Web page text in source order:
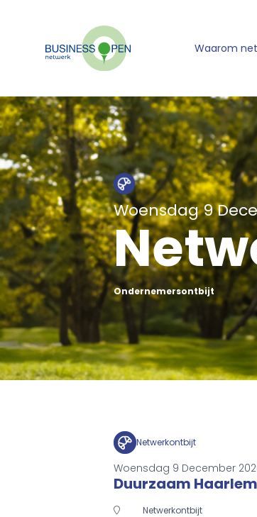
Waarom
Woensdag 9
Ondernemersontbijt
Netwerkontbijt
Woensdag 9 December
Duurzaam
Netwerkontbijt